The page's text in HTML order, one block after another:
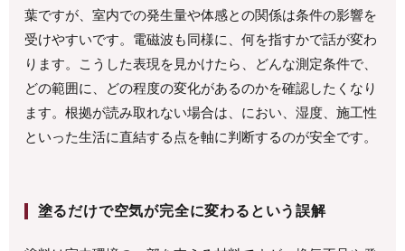
葉ですが、室内での発生量や体感との関係は条件の影響を
受けやすいです。電磁波も同様に、何を指すかで話が変わ
ります。こうした表現を見かけたら、どんな測定条件で、
どの範囲に、どの程度の変化があるのかを確認したくなり
ます。根拠が読み取れない場合は、におい、湿度、施工性
といった生活に直結する点を軸に判断するのが安全です。
塗るだけで空気が完全に変わるという誤解